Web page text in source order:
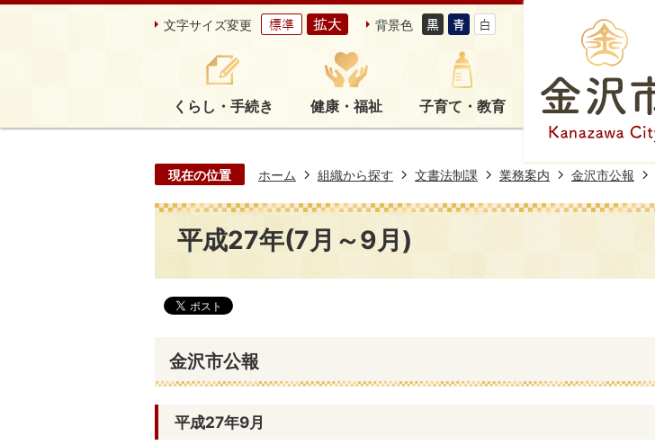
文字サイズ変更 背景色
くらし・手続き 健康・福祉 子育て・教育
現在の位置 ホーム 組織から探す 文書法制課 業務案内 金沢市公報
平成27年(7月～9月)
金沢市公報
平成27年9月